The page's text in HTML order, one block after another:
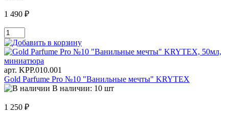
1 490 ₽
арт. KРР.010.001
Gold Parfume Pro №10 "Ванильные мечты" KRYTEX
В наличии: 10 шт
1 250 ₽